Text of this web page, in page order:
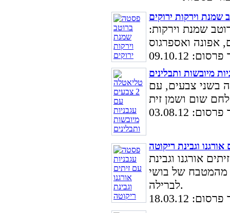
שמנת וירקות ירוקים
שמנת וירקות:
09.10.12
בשני צבעים, עם
03.08.12
וגבינת ריקוטה
אורגנו וגבינת
מהמטבח של בושי
לברילה.
18.03.12